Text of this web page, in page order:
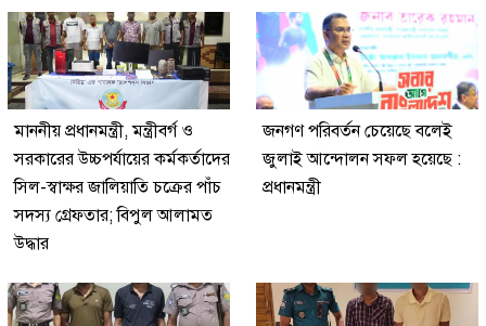
মাননীয় প্রধানমন্ত্রী, মন্ত্রীবর্গ ও
সরকারের উচ্চপর্যায়ের কর্মকর্তাদের
সিল-স্বাক্ষর জালিয়াতি চক্রের পাঁচ
সদস্য গ্রেফতার; বিপুল আলামত
উদ্ধার
জনগণ পরিবর্তন চেয়েছে বলেই
জুলাই আন্দোলন সফল হয়েছে :
প্রধানমন্ত্রী